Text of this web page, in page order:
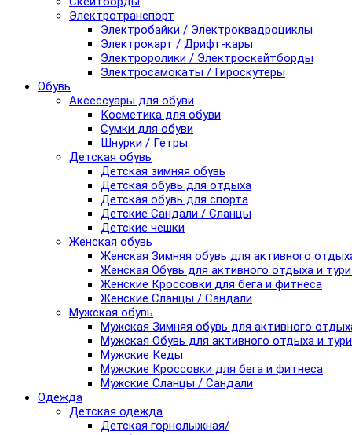
Электротранспорт
Электробайки / Электроквадроциклы
Электрокарт / Дрифт-кары
Электроролики / Электроскейтборды
Электросамокаты / Гироскутеры
Обувь
Аксессуары для обуви
Косметика для обуви
Сумки для обуви
Шнурки / Гетры
Детская обувь
Детская зимняя обувь
Детская обувь для отдыха
Детская обувь для спорта
Детские Сандали / Сланцы
Детские чешки
Женская обувь
Женская Зимняя обувь для активного
Женская Обувь для активного отдыха и
Женские Кроссовки для бега и фитнеса
Женские Сланцы / Сандали
Мужская обувь
Мужская Зимняя обувь для активного
Мужская Обувь для активного отдыха и
Мужские Кеды
Мужские Кроссовки для бега и фитнеса
Мужские Сланцы / Сандали
Одежда
Детская одежда
Детская горнолыжная/